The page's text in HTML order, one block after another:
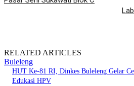
RELATED ARTICLES
Buleleng
HUT Ke-81 RI, Dinkes Buleleng Gelar
Edukasi HPV